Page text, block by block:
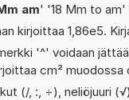
am' '18 Mm to am'
kirjoittaa 1,86e5.
'^' voidaan
cm² muodossa
(/, :, ÷), neliöjuuri